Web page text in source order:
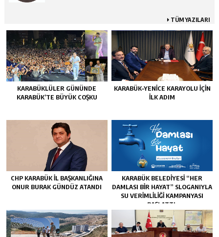
TÜM YAZILARI
KARABÜKLÜLER GÜNÜNDE
KARABÜK’TE BÜYÜK COŞKU
KARABÜK–YENİCE KARAYOLU İÇİN
İLK ADIM
CHP KARABÜK İL BAŞKANLIĞINA
ONUR BURAK GÜNDÜZ ATANDI
KARABÜK BELEDİYESİ “HER
DAMLASI BİR HAYAT” SLOGANIYLA
SU VERİMLİLİĞİ KAMPANYASI
BAŞLATTI.